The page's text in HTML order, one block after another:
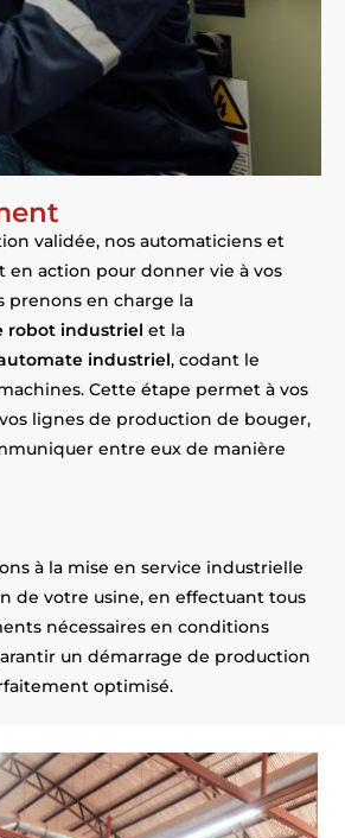
validée, nos automaticiens et
action pour donner vie à vos
prenons en charge la
robot industriel et la
industriel, codant le
Cette étape permet à vos
lignes de production de bouger,
entre eux de manière
à la mise en service industrielle
de votre usine, en effectuant tous
nécessaires en conditions
un démarrage de production
optimisé.